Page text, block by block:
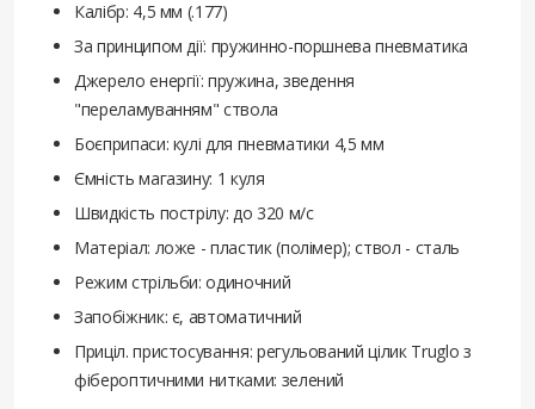
Калібр: 4,5 мм (.177)
За принципом дії: пружинно-поршнева пневматика
Джерело енергії: пружина, зведення
"переламуванням" ствола
Боєприпаси: кулі для пневматики 4,5 мм
Ємність магазину: 1 куля
Швидкість пострілу: до 320 м/с
Матеріал: ложе - пластик (полімер); ствол - сталь
Режим стрільби: одиночний
Запобіжник: є, автоматичний
Приціл. пристосування: регульований цілик Truglo з
фібероптичними нитками: зелений